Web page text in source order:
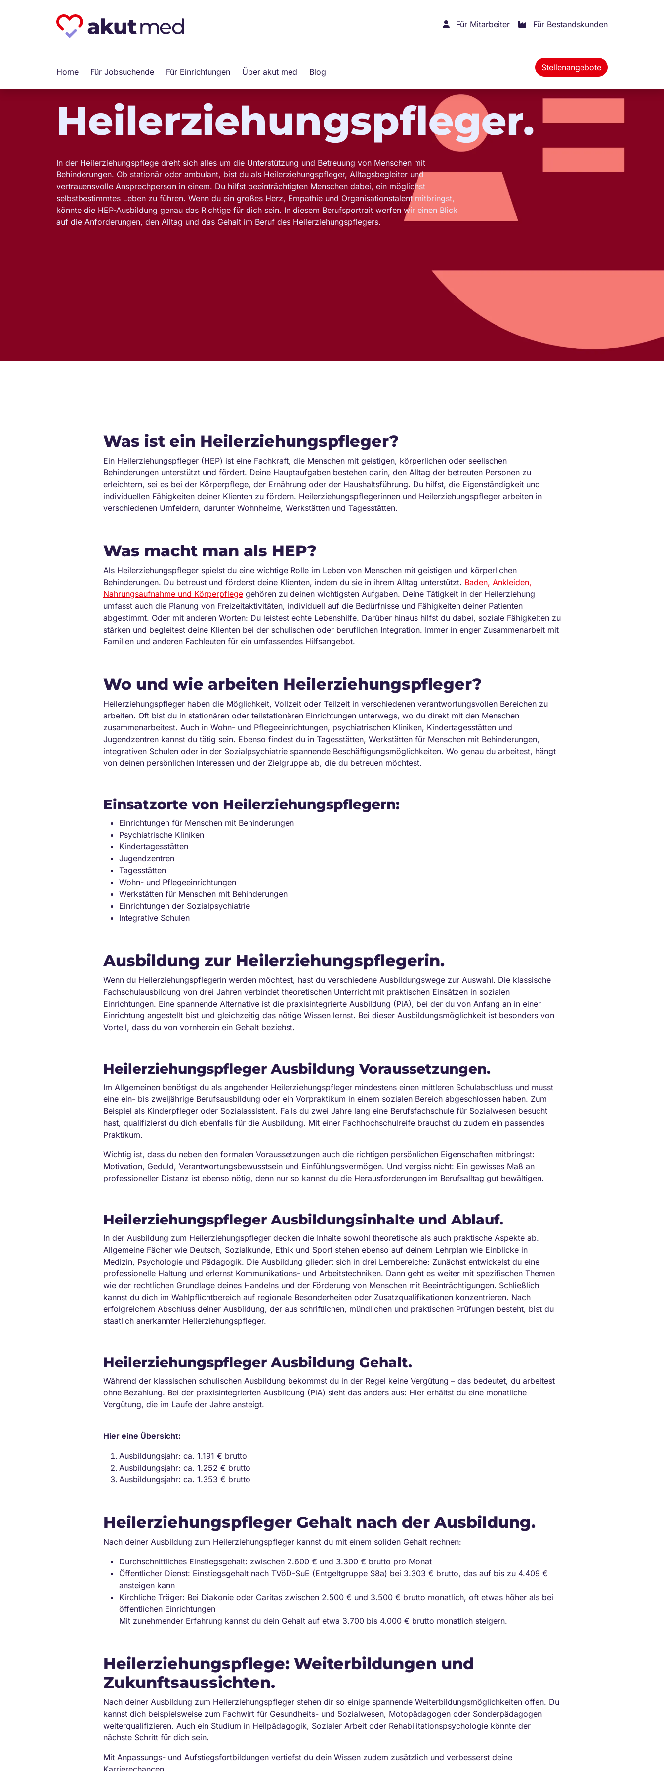
Home Für Jobsuchende Für Einrichtungen Über akut med Blog Stellenangebote
Für Mitarbeiter Für Bestandskunden
Heilerziehungspfleger.
In der Heilerziehungspflege dreht sich alles um die Unterstützung und Betreuung von Menschen mit
Behinderungen. Ob stationär oder ambulant, bist du als Heilerziehungspfleger, Alltagsbegleiter und
vertrauensvolle Ansprechperson in einem. Du hilfst beeinträchtigten Menschen dabei, ein möglichst
selbstbestimmtes Leben zu führen. Wenn du ein großes Herz, Empathie und Organisationstalent mitbringst,
könnte die HEP-Ausbildung genau das Richtige für dich sein. In diesem Berufsportrait werfen wir einen Blick
auf die Anforderungen, den Alltag und das Gehalt im Beruf des Heilerziehungspflegers.
Was ist ein Heilerziehungspfleger?
Ein Heilerziehungspfleger (HEP) ist eine Fachkraft, die Menschen mit geistigen, körperlichen oder seelischen
Behinderungen unterstützt und fördert. Deine Hauptaufgaben bestehen darin, den Alltag der betreuten Personen zu
erleichtern, sei es bei der Körperpflege, der Ernährung oder der Haushaltsführung. Du hilfst, die Eigenständigkeit und
individuellen Fähigkeiten deiner Klienten zu fördern. Heilerziehungspflegerinnen und Heilerziehungspfleger arbeiten in
verschiedenen Umfeldern, darunter Wohnheime, Werkstätten und Tagesstätten.
Was macht man als HEP?
Als Heilerziehungspfleger spielst du eine wichtige Rolle im Leben von Menschen mit geistigen und körperlichen
Behinderungen. Du betreust und förderst deine Klienten, indem du sie in ihrem Alltag unterstützt. Baden, Ankleiden,
Nahrungsaufnahme und Körperpflege gehören zu deinen wichtigsten Aufgaben. Deine Tätigkeit in der Heilerziehung
umfasst auch die Planung von Freizeitaktivitäten, individuell auf die Bedürfnisse und Fähigkeiten deiner Patienten
abgestimmt. Oder mit anderen Worten: Du leistest echte Lebenshilfe. Darüber hinaus hilfst du dabei, soziale Fähigkeiten zu
stärken und begleitest deine Klienten bei der schulischen oder beruflichen Integration. Immer in enger Zusammenarbeit mit
Familien und anderen Fachleuten für ein umfassendes Hilfsangebot.
Wo und wie arbeiten Heilerziehungspfleger?
Heilerziehungspfleger haben die Möglichkeit, Vollzeit oder Teilzeit in verschiedenen verantwortungsvollen Bereichen zu
arbeiten. Oft bist du in stationären oder teilstationären Einrichtungen unterwegs, wo du direkt mit den Menschen
zusammenarbeitest. Auch in Wohn- und Pflegeeinrichtungen, psychiatrischen Kliniken, Kindertagesstätten und
Jugendzentren kannst du tätig sein. Ebenso findest du in Tagesstätten, Werkstätten für Menschen mit Behinderungen,
integrativen Schulen oder in der Sozialpsychiatrie spannende Beschäftigungsmöglichkeiten. Wo genau du arbeitest, hängt
von deinen persönlichen Interessen und der Zielgruppe ab, die du betreuen möchtest.
Einsatzorte von Heilerziehungspflegern:
Einrichtungen für Menschen mit Behinderungen
Psychiatrische Kliniken
Kindertagesstätten
Jugendzentren
Tagesstätten
Wohn- und Pflegeeinrichtungen
Werkstätten für Menschen mit Behinderungen
Einrichtungen der Sozialpsychiatrie
Integrative Schulen
Ausbildung zur Heilerziehungspflegerin.
Wenn du Heilerziehungspflegerin werden möchtest, hast du verschiedene Ausbildungswege zur Auswahl. Die klassische
Fachschulausbildung von drei Jahren verbindet theoretischen Unterricht mit praktischen Einsätzen in sozialen
Einrichtungen. Eine spannende Alternative ist die praxisintegrierte Ausbildung (PiA), bei der du von Anfang an in einer
Einrichtung angestellt bist und gleichzeitig das nötige Wissen lernst. Bei dieser Ausbildungsmöglichkeit ist besonders von
Vorteil, dass du von vornherein ein Gehalt beziehst.
Heilerziehungspfleger Ausbildung Voraussetzungen.
Im Allgemeinen benötigst du als angehender Heilerziehungspfleger mindestens einen mittleren Schulabschluss und musst
eine ein- bis zweijährige Berufsausbildung oder ein Vorpraktikum in einem sozialen Bereich abgeschlossen haben. Zum
Beispiel als Kinderpfleger oder Sozialassistent. Falls du zwei Jahre lang eine Berufsfachschule für Sozialwesen besucht
hast, qualifizierst du dich ebenfalls für die Ausbildung. Mit einer Fachhochschulreife brauchst du zudem ein passendes
Praktikum.
Wichtig ist, dass du neben den formalen Voraussetzungen auch die richtigen persönlichen Eigenschaften mitbringst:
Motivation, Geduld, Verantwortungsbewusstsein und Einfühlungsvermögen. Und vergiss nicht: Ein gewisses Maß an
professioneller Distanz ist ebenso nötig, denn nur so kannst du die Herausforderungen im Berufsalltag gut bewältigen.
Heilerziehungspfleger Ausbildungsinhalte und Ablauf.
In der Ausbildung zum Heilerziehungspfleger decken die Inhalte sowohl theoretische als auch praktische Aspekte ab.
Allgemeine Fächer wie Deutsch, Sozialkunde, Ethik und Sport stehen ebenso auf deinem Lehrplan wie Einblicke in
Medizin, Psychologie und Pädagogik. Die Ausbildung gliedert sich in drei Lernbereiche: Zunächst entwickelst du eine
professionelle Haltung und erlernst Kommunikations- und Arbeitstechniken. Dann geht es weiter mit spezifischen Themen
wie der rechtlichen Grundlage deines Handelns und der Förderung von Menschen mit Beeinträchtigungen. Schließlich
kannst du dich im Wahlpflichtbereich auf regionale Besonderheiten oder Zusatzqualifikationen konzentrieren. Nach
erfolgreichem Abschluss deiner Ausbildung, der aus schriftlichen, mündlichen und praktischen Prüfungen besteht, bist du
staatlich anerkannter Heilerziehungspfleger.
Heilerziehungspfleger Ausbildung Gehalt.
Während der klassischen schulischen Ausbildung bekommst du in der Regel keine Vergütung – das bedeutet, du arbeitest
ohne Bezahlung. Bei der praxisintegrierten Ausbildung (PiA) sieht das anders aus: Hier erhältst du eine monatliche
Vergütung, die im Laufe der Jahre ansteigt.
Hier eine Übersicht:
Ausbildungsjahr: ca. 1.191 € brutto
Ausbildungsjahr: ca. 1.252 € brutto
Ausbildungsjahr: ca. 1.353 € brutto
Heilerziehungspfleger Gehalt nach der Ausbildung.
Nach deiner Ausbildung zum Heilerziehungspfleger kannst du mit einem soliden Gehalt rechnen:
Durchschnittliches Einstiegsgehalt: zwischen 2.600 € und 3.300 € brutto pro Monat
Öffentlicher Dienst: Einstiegsgehalt nach TVöD-SuE (Entgeltgruppe S8a) bei 3.303 € brutto, das auf bis zu 4.409 €
ansteigen kann
Kirchliche Träger: Bei Diakonie oder Caritas zwischen 2.500 € und 3.500 € brutto monatlich, oft etwas höher als bei
öffentlichen Einrichtungen
Mit zunehmender Erfahrung kannst du dein Gehalt auf etwa 3.700 bis 4.000 € brutto monatlich steigern.
Heilerziehungspflege: Weiterbildungen und
Zukunftsaussichten.
Nach deiner Ausbildung zum Heilerziehungspfleger stehen dir so einige spannende Weiterbildungsmöglichkeiten offen. Du
kannst dich beispielsweise zum Fachwirt für Gesundheits- und Sozialwesen, Motopädagogen oder Sonderpädagogen
weiterqualifizieren. Auch ein Studium in Heilpädagogik, Sozialer Arbeit oder Rehabilitationspsychologie könnte der
nächste Schritt für dich sein.
Mit Anpassungs- und Aufstiegsfortbildungen vertiefst du dein Wissen zudem zusätzlich und verbesserst deine
Karrierechancen.